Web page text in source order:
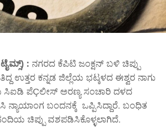
: ನಗರದ ಕೆಪಿಟಿ ಜಂಕ್ಷನ್ ಬಳಿ ಚಿಪ್ಪು
ಉತ್ತರ ಕನ್ನಡ ಜಿಲ್ಲೆಯ ಭಟ್ಕಳದ ಈಶ್ವರ ನಾಗು
ಪೆÇಲೀಸ್ ಅರಣ್ಯ ಸಂಚಾರಿ ದಳದ
ನ್ಯಾಯಾಂಗ ಬಂದನಕ್ಕೆ ಒಪ್ಪಿಸಿದ್ದಾರೆ. ಬಂಧಿತ
ಚಿಪ್ಪು ವಶಪಡಿಸಿಕೊಳ್ಳಲಾಗಿದೆ.